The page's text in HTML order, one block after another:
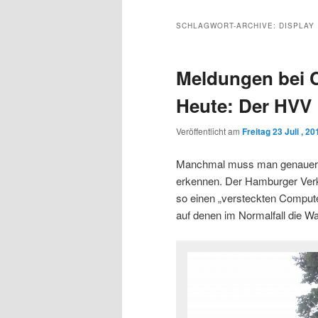
wechseln
SCHLAGWORT-ARCHIVE: DISPLAY
Meldungen bei
Heute: Der HVV
Veröffentlicht am Freitag 23 Juli ,
Manchmal muss man
erkennen. Der Hamburger
so einen „versteckten
auf denen im Normalfall die